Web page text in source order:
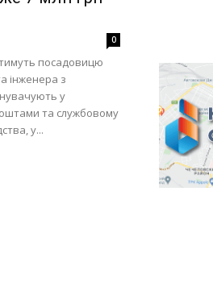
0
посадовицю
інженера з
у
та службовому
у...